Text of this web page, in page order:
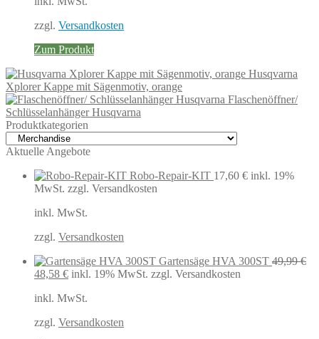
zzgl. Versandkosten
Zum Produkt
Husqvarna
Xplorer Kappe mit Sägenmotiv, orange
Flaschenöffner/
Schlüsselanhänger Husqvarna
Produktkategorien
Aktuelle Angebote
Robo-Repair-KIT 17,60 € inkl. 19%
MwSt. zzgl. Versandkosten
inkl. MwSt.
zzgl. Versandkosten
Gartensäge HVA 300ST 49,99€
Ursprünglicher
war:
48,58 €Aktueller
ist:
inkl. 19% MwSt. zzgl. Versandkosten
inkl. MwSt.
zzgl. Versandkosten